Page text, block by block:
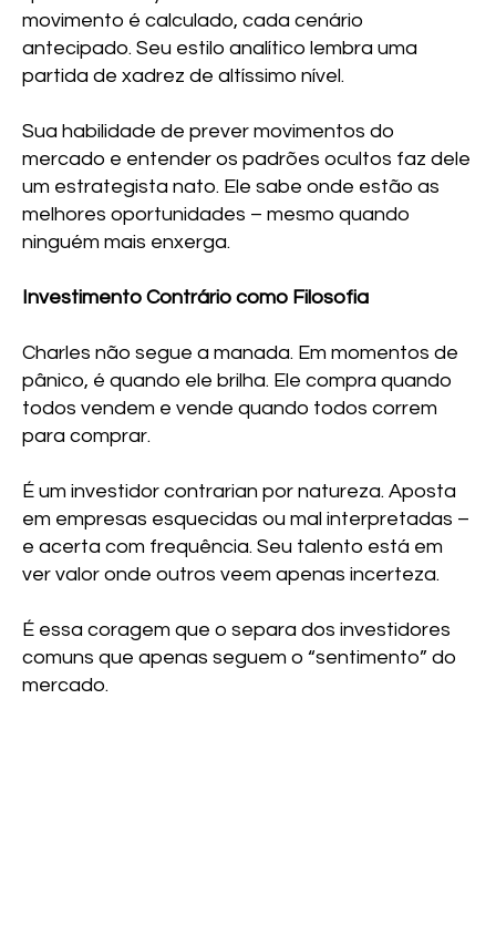
movimento é calculado, cada cenário
antecipado. Seu estilo analítico lembra uma
partida de xadrez de altíssimo nível.
Sua habilidade de prever movimentos do
mercado e entender os padrões ocultos faz dele
um estrategista nato. Ele sabe onde estão as
melhores oportunidades – mesmo quando
ninguém mais enxerga.
Investimento Contrário como Filosofia
Charles não segue a manada. Em momentos de
pânico, é quando ele brilha. Ele compra quando
todos vendem e vende quando todos correm
para comprar.
É um investidor contrarian por natureza. Aposta
em empresas esquecidas ou mal interpretadas –
e acerta com frequência. Seu talento está em
ver valor onde outros veem apenas incerteza.
É essa coragem que o separa dos investidores
comuns que apenas seguem o “sentimento” do
mercado.